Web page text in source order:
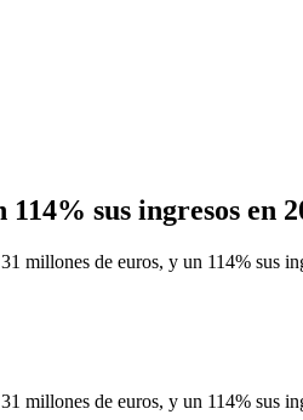
sus ingresos en
de euros, y un 114% sus
de euros, y un 114% sus